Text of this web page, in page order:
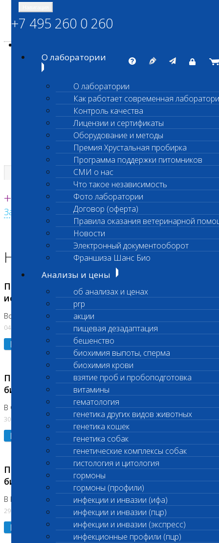
ШАНС БИО
Независимая ветеринарная лаборатория
Единая круглосуточная справочная
+7 495 260 0 260
Заказать звонок с сайта
+7 495 260 0 260
О лаборатории
О лаборатории
Как работает современная
Контроль качества
Лицензии и сертификаты
Оборудование и методы
Премия Хрустальная пробирка
Программа поддержки питомников
СМИ о нас
Что такое независимость
Фото лаборатории
Договор (оферта)
Правила оказания ветеринарной
Новости
Электронный документооборот
Франшиза Шанс Био
Анализы и цены
об анализах и ценах
prp
акции
пищевая дезадаптация
бешенство
биохимия выпоты, сперма
биохимия крови
взятие проб и пробоподготовка
витамины
гематология
генетика других видов животных
генетика кошек
генетика собак
генетические комплексы собак
гистология и цитология
гормоны
гормоны (профили)
инфекции и инвазии (ифа)
инфекции и инвазии (пцр)
инфекции и инвазии (экспресс)
инфекционные профили (пцр)
Главная страница
Новости лаборатории
Приостановка срочных биохимических
исследований
Во Владыкино
04.08.2026
Подробнее
Приостановлено выполнение срочных
биохимических исследований
В Сколково. Код (123,309,310)
30.07.2026
Подробнее
Приостановлено выполнение срочных
биохимических исследований
В Бутово 29.07.26
29.07.2026
Подробнее